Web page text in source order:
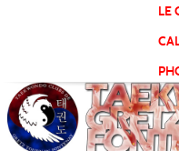
LE
Panneau de gestion des